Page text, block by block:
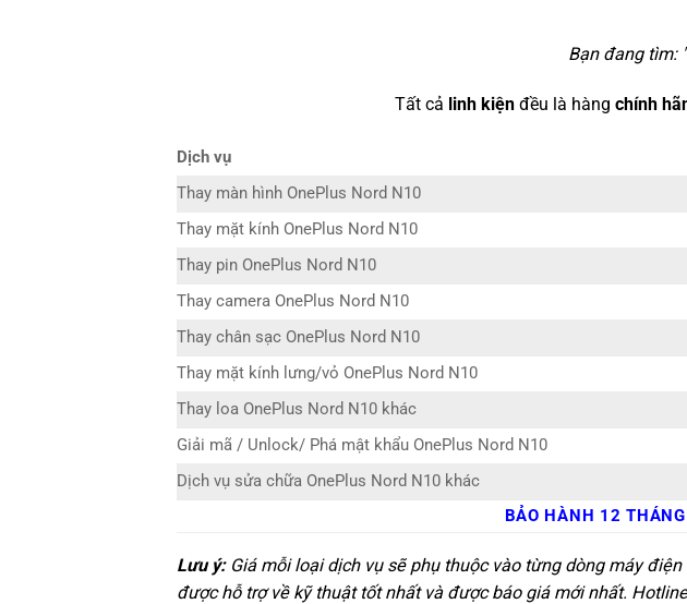
Bạn đang tìm: "
Tất cả linh kiệnđều là hàng chính
Dịch vụ
Thay màn hình OnePlus Nord N10
Thay mặt kính OnePlus Nord N10
Thay pin OnePlus Nord N10
Thay camera OnePlus Nord N10
Thay chân sạc OnePlus Nord N10
Thay mặt kính lưng/vỏ OnePlus Nord N10
Thay loa OnePlus Nord N10 khác
Giải mã / Unlock/ Phá mật khẩu OnePlus Nord N10
Dịch vụ sửa chữa OnePlus Nord N10 khác
BẢO HÀNH 12
Lưu ý:Giá mỗi loại dịch vụ sẽ phụ thuộc vào từng dòng máy
được hỗ trợ về kỹ thuật tốt nhất và được báo giá mới nhất.